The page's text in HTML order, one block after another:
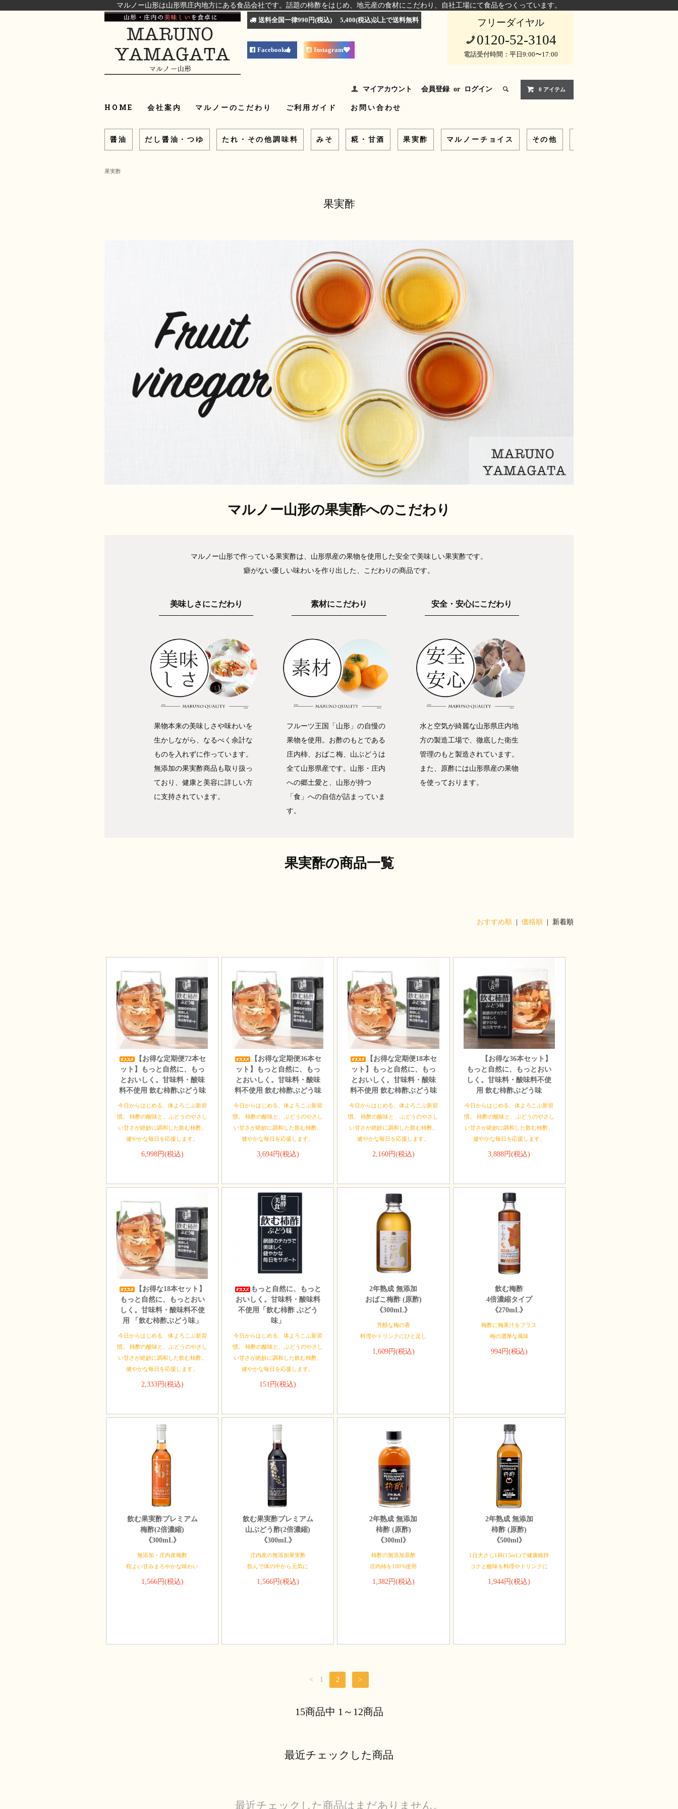
マルノー山形は山形県庄内地方にある食品会社です。話題の柿酢をはじめ、地元産の食材にこだわり、自社工場にて食品をつくっています。
送料全国一律990円(税込) 5,400(税込)以上で送料無料
Facebook Instagram
フリーダイヤル
0120-52-3104
電話受付時間：平日9:00〜17:00
マイアカウント 会員登録 or ログイン 0 アイテム
HOME 会社案内 マルノーのこだわり ご利用ガイド お問い合わせ
醤油 だし醤油・つゆ たれ・その他調味料 みそ 糀・甘酒 果実酢 マルノーチョイス その他
果実酢
果実酢
マルノー山形の果実酢へのこだわり
マルノー山形で作っている果実酢は、山形県産の果物を使用した安全で美味しい果実酢です。
癖がない優しい味わいを作り出した、こだわりの商品です。
美味しさにこだわり
果物本来の美味しさや味わいを
生かしながら、なるべく余計な
ものを入れずに作っています。
無添加の果実酢商品も取り扱っ
ており、健康と美容に詳しい方
に支持されています。
素材にこだわり
フルーツ王国「山形」の自慢の
果物を使用。お酢のもとである
庄内柿、おばこ梅、山ぶどうは
全て山形県産です。山形・庄内
への郷土愛と、山形が持つ
「食」への自信が詰まっていま
す。
安全・安心にこだわり
水と空気が綺麗な山形県庄内地
方の製造工場で、徹底した衛生
管理のもと製造されています。
また、原酢には山形県産の果物
を使っております。
果実酢の商品一覧
おすすめ順 価格順 | 新着順
【お得な定期便72本セ
ット】もっと自然に、もっ
とおいしく。甘味料・酸味
料不使用 飲む柿酢ぶどう味
今日からはじめる、体よろこぶ新習
慣。 柿酢の酸味と、ぶどうのやさし
い甘さが絶妙に調和した飲む柿酢。
健やかな毎日を応援します。
6,998円(税込)
【お得な定期便36本セ
ット】もっと自然に、もっ
とおいしく。甘味料・酸味
料不使用 飲む柿酢ぶどう味
今日からはじめる、体よろこぶ新習
慣。 柿酢の酸味と、ぶどうのやさし
い甘さが絶妙に調和した飲む柿酢。
健やかな毎日を応援します。
3,694円(税込)
【お得な定期便18本セ
ット】もっと自然に、もっ
とおいしく。甘味料・酸味
料不使用 飲む柿酢ぶどう味
今日からはじめる、体よろこぶ新習
慣。 柿酢の酸味と、ぶどうのやさし
い甘さが絶妙に調和した飲む柿酢。
健やかな毎日を応援します。
2,160円(税込)
【お得な36本セット】
もっと自然に、もっとおい
しく。甘味料・酸味料不使
用 飲む柿酢ぶどう味
今日からはじめる、体よろこぶ新習
慣。 柿酢の酸味と、ぶどうのやさし
い甘さが絶妙に調和した飲む柿酢。
健やかな毎日を応援します。
3,888円(税込)
【お得な18本セット】
もっと自然に、もっとおい
しく。甘味料・酸味料不使
用 「飲む柿酢ぶどう味」
今日からはじめる、体よろこぶ新習
慣。 柿酢の酸味と、ぶどうのやさし
い甘さが絶妙に調和した飲む柿酢。
健やかな毎日を応援します。
2,333円(税込)
もっと自然に、もっと
おいしく。甘味料・酸味料
不使用「飲む柿酢 ぶどう
味」
今日からはじめる、体よろこぶ新習
慣。 柿酢の酸味と、ぶどうのやさし
い甘さが絶妙に調和した飲む柿酢。
健やかな毎日を応援します。
151円(税込)
2年熟成 無添加
おばこ梅酢 (原酢)
《300mL》
芳醇な梅の香
料理やドリンクにひと足し
1,609円(税込)
飲む梅酢
4倍濃縮タイプ
《270mL》
梅酢に梅果汁をプラス
梅の濃厚な風味
994円(税込)
飲む果実酢プレミアム
梅酢(2倍濃縮)
《300mL》
無添加・庄内産梅酢
程よい甘みまろやかな味わい
1,566円(税込)
飲む果実酢プレミアム
山ぶどう酢(2倍濃縮)
《300mL》
庄内産の無添加果実酢
飲んで体の中から元気に
1,566円(税込)
2年熟成 無添加
柿酢 (原酢)
《300ml》
柿酢の無添加原酢
庄内柿を100%使用
1,382円(税込)
2年熟成 無添加
柿酢 (原酢)
《500ml》
1日大さじ1杯(15mL)で健康維持
コクと酸味を料理やドリンクに
1,944円(税込)
< 1 2 >
15商品中 1～12商品
最近チェックした商品
最近チェックした商品はまだありません。